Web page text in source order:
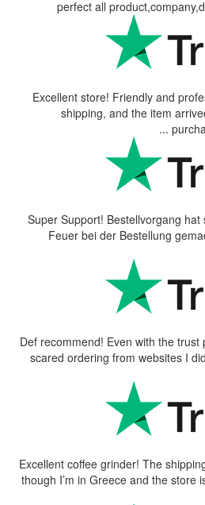
perfect all
Excellent store! Friendly and
shipping, and the item
Super Support! Bestellvorgang
Feuer bei der Bestellung
Def recommend! Even with the
scared ordering from websites I
Excellent coffee grinder! The
though I’m in Greece and the store